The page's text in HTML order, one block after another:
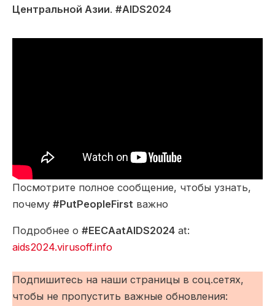
Центральной Азии. #AIDS2024
Посмотрите полное сообщение, чтобы узнать,
почему #PutPeopleFirst важно
Подробнее о #EECAatAIDS2024 at:
aids2024.virusoff.info
Подпишитесь на наши страницы в соц.сетях,
чтобы не пропустить важные обновления: